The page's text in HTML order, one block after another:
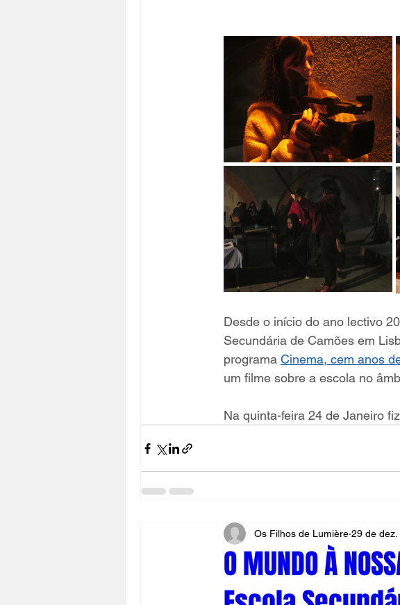
Desde o início do ano lectivo
Secundária de Camões em
programa Cinema, cem anos
um filme sobre a escola no
Na quinta-feira 24 de Janeiro
O MUNDO À
Os Filhos de Lumière 29 de